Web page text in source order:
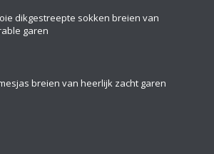
dikgestreepte sokken breien van
garen
breien van heerlijk zacht garen